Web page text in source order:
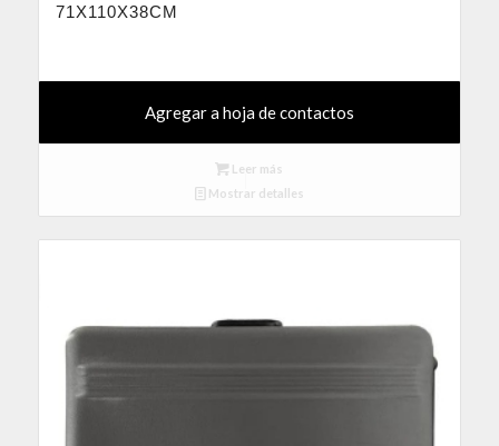
71X110X38CM
Agregar a hoja de contactos
Leer más
Mostrar detalles